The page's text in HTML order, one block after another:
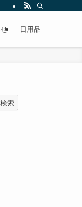
日用品
検索